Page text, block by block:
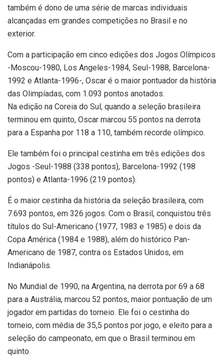
também é dono de uma série de marcas individuais
alcançadas em grandes competições no Brasil e no
exterior.
Com a participação em cinco edições dos Jogos Olímpicos
-Moscou-1980, Los Angeles-1984, Seul-1988, Barcelona-
1992 e Atlanta-1996-, Oscar é o maior pontuador da história
das Olimpíadas, com 1.093 pontos anotados.
Na edição na Coreia do Sul, quando a seleção brasileira
terminou em quinto, Oscar marcou 55 pontos na derrota
para a Espanha por 118 a 110, também recorde olímpico.
Ele também foi o principal cestinha em três edições dos
Jogos -Seul-1988 (338 pontos), Barcelona-1992 (198
pontos) e Atlanta-1996 (219 pontos).
É o maior cestinha da história da seleção brasileira, com
7.693 pontos, em 326 jogos. Com o Brasil, conquistou três
títulos do Sul-Americano (1977, 1983 e 1985) e dois da
Copa América (1984 e 1988), além do histórico Pan-
Americano de 1987, contra os Estados Unidos, em
Indianápolis.
No Mundial de 1990, na Argentina, na derrota por 69 a 68
para a Austrália, marcou 52 pontos, maior pontuação de um
jogador em partidas do torneio. Ele foi o cestinha do
torneio, com média de 35,5 pontos por jogo, e eleito para a
seleção do campeonato, em que o Brasil terminou em
quinto.